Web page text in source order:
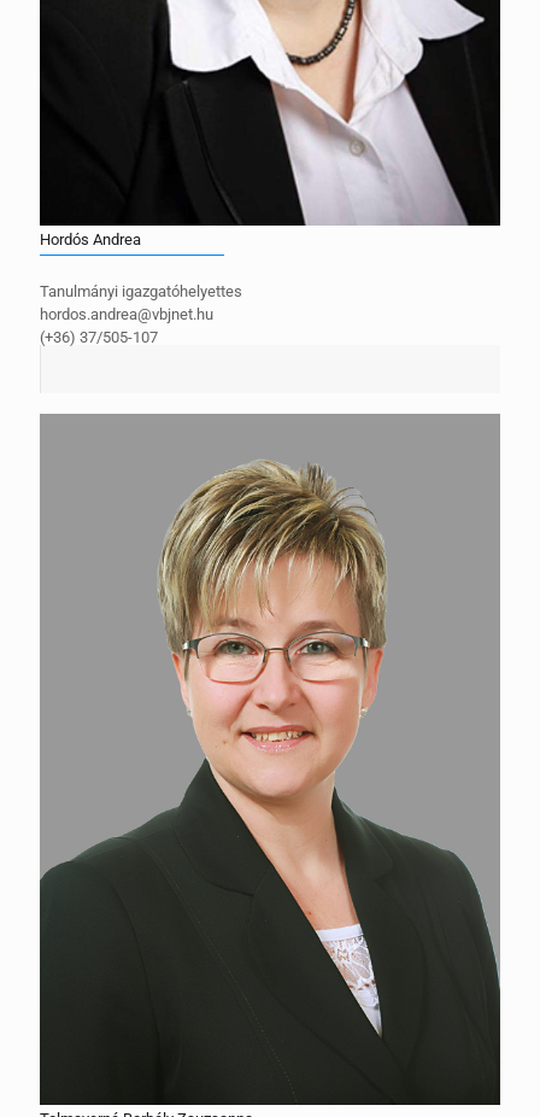
Hordós Andrea
Tanulmányi igazgatóhelyettes
hordos.andrea@vbjnet.hu
(+36) 37/505-107